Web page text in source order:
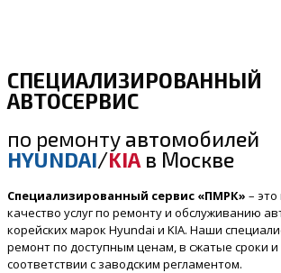
СПЕЦИАЛИЗИРОВАННЫЙ
АВТОСЕРВИС
по ремонту автомобилей
HYUNDAI/KIA в Москве
Специализированный сервис «ПМРК» –
качество услуг по ремонту и обслуживанию
корейских марок Hyundai и KIA. Наши
ремонт по доступным ценам, в сжатые сроки и
соответствии с заводским регламентом.